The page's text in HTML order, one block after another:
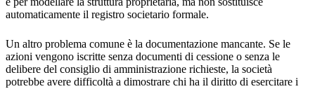
automaticamente il registro societario formale.
Un altro problema comune è la documentazione mancante. Se le
azioni vengono iscritte senza documenti di cessione o senza le
delibere del consiglio di amministrazione richieste, la società
potrebbe avere difficoltà a dimostrare chi ha il diritto di esercitare i